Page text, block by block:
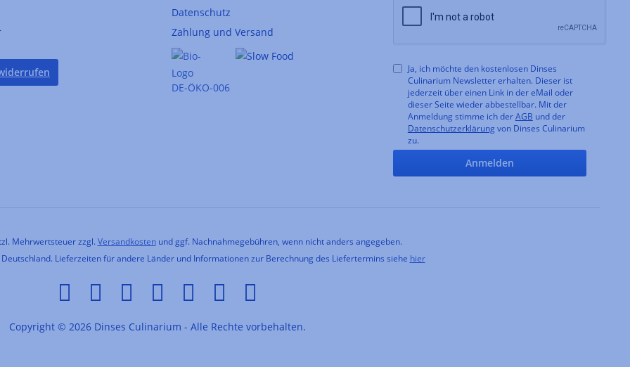
Datenschutz
Zahlung und Versand
DE-ÖKO-006
Ja, ich möchte den kostenlosen Dinses
Culinarium Newsletter erhalten. Dieser ist
jederzeit über einen Link in der eMail oder
dieser Seite wieder abbestellbar. Mit der
Anmeldung stimme ich derAGB und der
Datenschutzerklärung von Dinses Culinarium
zu.
Anmelden
Mehrwertsteuer zzgl. Versandkostenund ggf. Nachnahmegebühren, wenn nicht anders angegeben.
Lieferzeiten für andere Länder und Informationen zur Berechnung des Liefertermins siehe hier
Copyright © 2026 Dinses Culinarium - Alle Rechte vorbehalten.